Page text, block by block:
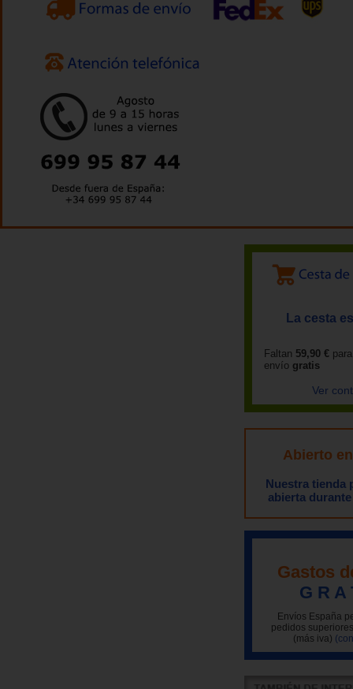
La cesta
Faltan 59,90 €
envío gratis
Ver
Abierto
Nuestra tienda
abierta
Gastos
G R A
Envíos España
pedidos
(más iva)